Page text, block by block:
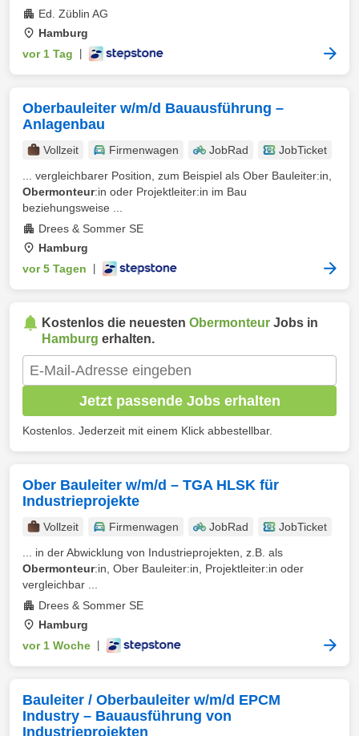
Ed. Züblin AG
Hamburg
vor 1 Tag
Oberbauleiter w/m/d Bauausführung –
Anlagenbau
Vollzeit Firmenwagen JobRad
JobTicket
... vergleichbarer Position, zum Beispiel als Ober Bauleiter:in,
Obermonteur:in oder Projektleiter:in im Bau
beziehungsweise ...
Drees & Sommer SE
Hamburg
vor 5 Tagen
Kostenlos die neuesten Obermonteur Jobs in
Hamburg erhalten.
Jetzt passende Jobs erhalten
Kostenlos. Jederzeit mit einem Klick abbestellbar.
Ober Bauleiter w/m/d – TGA HLSK für
Industrieprojekte
Vollzeit Firmenwagen JobRad
JobTicket
... in der Abwicklung von Industrieprojekten, z.B. als
Obermonteur:in, Ober Bauleiter:in, Projektleiter:in oder
vergleichbar ...
Drees & Sommer SE
Hamburg
vor 1 Woche
Bauleiter / Oberbauleiter w/m/d EPCM
Industry – Bauausführung von
Industrieprojekten